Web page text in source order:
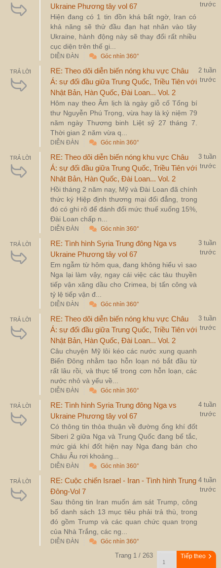
Ukraine Phương tây vol 67
Hiện đang có 1 tin đồn khá bất ngờ, Iran có
khả năng sẽ thử đầu đạn hạt nhân vào tây
Ukraine, hành động này sẽ thay đổi rất nhiều
cục diện trên thế gi...
trước
DIỄN ĐÀN Góc nhìn 360°
TRẢ LỜI
RE: Theo dõi diễn biến nóng khu vực Châu
Á: sự đối đầu giữa Trung Quốc, Triều Tiên với
Nhật Bản, Hàn Quốc, Đài Loan... Vol. 2
Hôm nay theo Âm lịch là ngày giỗ cố Tổng bí
thư Nguyễn Phú Trọng, vừa hay là kỷ niệm 79
năm ngày Thương binh Liệt sỹ 27 tháng 7.
Thời gian 2 năm vừa q...
2 tuần
trước
DIỄN ĐÀN Góc nhìn 360°
TRẢ LỜI
RE: Theo dõi diễn biến nóng khu vực Châu
Á: sự đối đầu giữa Trung Quốc, Triều Tiên với
Nhật Bản, Hàn Quốc, Đài Loan... Vol. 2
Hồi tháng 2 năm nay, Mỹ và Đài Loan đã chính
thức ký Hiệp định thương mại đối đẳng, trong
đó có ghi rõ để đánh đổi mức thuế xuống 15%,
Đài Loan chấp n...
3 tuần
trước
DIỄN ĐÀN Góc nhìn 360°
TRẢ LỜI
RE: Tình hình Syria Trung đông Nga vs
Ukraine Phương tây vol 67
Em ngẫm từ hôm qua, đang không hiểu vì sao
Nga lại làm vậy, ngay cái việc các tàu thuyền
tiếp vận xăng dầu cho Crimea, bị tấn công và
tỷ lệ tiếp vận đ...
3 tuần
trước
DIỄN ĐÀN Góc nhìn 360°
TRẢ LỜI
RE: Theo dõi diễn biến nóng khu vực Châu
Á: sự đối đầu giữa Trung Quốc, Triều Tiên với
Nhật Bản, Hàn Quốc, Đài Loan... Vol. 2
Câu chuyện Mỹ lôi kéo các nước xung quanh
Biển Đông nhằm tạo hỗn loạn nó bắt đầu từ
rất lâu rồi, và thực tế trong cơn hỗn loạn, các
nước nhỏ và yếu về...
3 tuần
trước
DIỄN ĐÀN Góc nhìn 360°
TRẢ LỜI
RE: Tình hình Syria Trung đông Nga vs
Ukraine Phương tây vol 67
Có thông tin thỏa thuận về đường ống khí đốt
Siberi 2 giữa Nga và Trung Quốc đang bế tắc,
mức giá khí đốt hiện nay Nga đang bán cho
Châu Âu rơi khoảng...
4 tuần
trước
DIỄN ĐÀN Góc nhìn 360°
TRẢ LỜI
RE: Cuộc chiến Israel - Iran - Tình hình Trung
Đông-Vol 7
Sau thông tin Iran muốn ám sát Trump, công
bố danh sách 13 mục tiêu phải trả thù, trong
đó gồm Trump và các quan chức quan trọng
của Nhà Trắng, các ng...
4 tuần
trước
DIỄN ĐÀN Góc nhìn 360°
Trang 1 / 263 Tiếp theo